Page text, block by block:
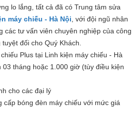
lo lắng, tất cả đã có Trung tâm sửa
máy chiếu - Hà Nội, với đội ngũ nhân
các tư vấn viên chuyên nghiệp của công
đối cho Quý Khách.
Plus tại Linh kiện máy chiếu - Hà
tháng hoặc 1.000 giờ (tùy điều kiện
cho các đại lý
cấp bóng đèn máy chiếu với mức giá